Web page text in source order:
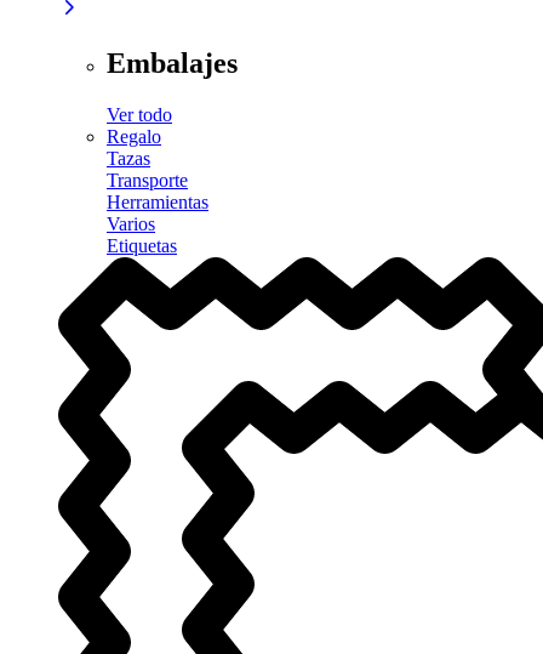
Embalajes
Ver todo
Regalo
Tazas
Transporte
Herramientas
Varios
Etiquetas